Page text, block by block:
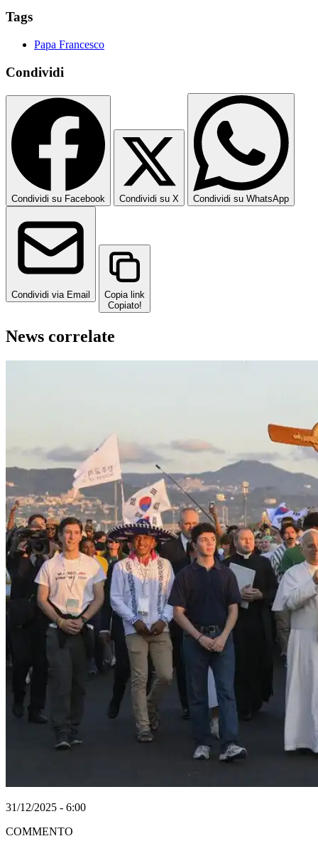
Tags
Papa Francesco
Condividi
Condividi su Facebook Condividi su X Condividi su WhatsApp
Condividi via Email
Copia link
Copiato!
News correlate
31/12/2025 - 6:00
COMMENTO